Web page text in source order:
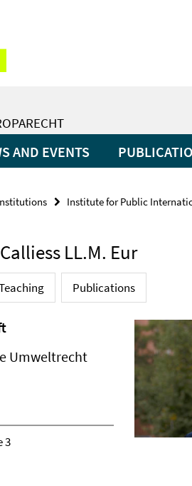
AND EVENTS
Institute for Public
LL.M. Eur
Publications
Umweltrecht
3